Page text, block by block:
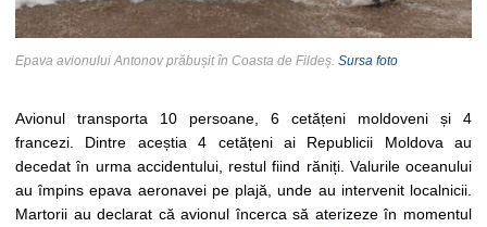
Epava avionului Antonov prăbușit în Coasta de Fildeș. Sursa foto
Avionul transporta 10 persoane, 6 cetățeni moldoveni și 4
francezi. Dintre aceștia 4 cetățeni ai Republicii Moldova au
decedat în urma accidentului, restul fiind răniți. Valurile oceanului
au împins epava aeronavei pe plajă, unde au intervenit localnicii.
Martorii au declarat că avionul încerca să aterizeze în momentul